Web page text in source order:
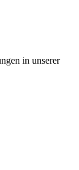
in unserer